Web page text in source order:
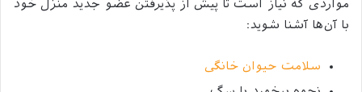
مواردی که نیاز است تا پیش از پذیرفتن عضو جدید منزل خود
با آن‌ها آشنا شوید:
سلامت حیوان خانگی